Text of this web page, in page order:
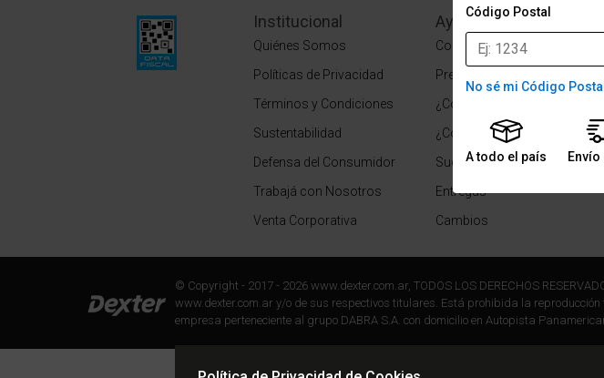
Código Postal
No sé mi Código
A todo el país
Institucional
Quiénes Somos
Políticas de Privacidad
Términos y Condiciones
Sustentabilidad
Defensa del Consumidor
Trabajá con Nosotros
Venta Corporativa
Ayuda
Condiciones de pago
Preguntas Frecuentes
¿Cómo comprar?
¿Cómo medir tu talle?
Sucursales
Entregas
Cambios
© Copyright - 2017 - 2026 www.dexter.com.ar, TODOS LOS DERECHOS
www.dexter.com.ar y/o de sus respectivos titulares. Está prohibida la
empresa perteneciente al grupo DABRA S.A. con domicilio en Autopista